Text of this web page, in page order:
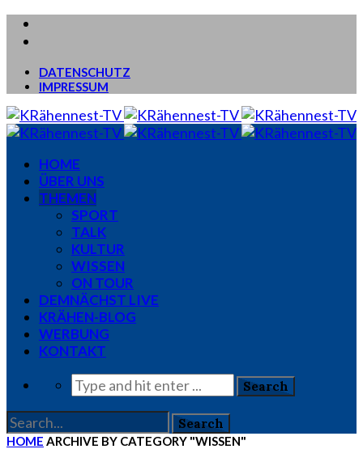
DATENSCHUTZ
IMPRESSUM
HOME
ÜBER UNS
THEMEN
SPORT
TALK
KULTUR
WISSEN
ON TOUR
DEMNÄCHST LIVE
KRÄHEN-BLOG
WERBUNG
KONTAKT
HOME ARCHIVE BY CATEGORY "WISSEN"